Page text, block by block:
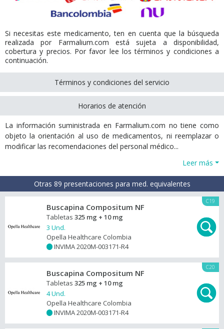
Si necesitas este medicamento, ten en cuenta que la búsqueda
realizada por Farmalium.com está sujeta a disponibilidad,
cobertura y precios. Por favor lee los términos y condiciones a
continuación.
Términos y condiciones del servicio
Horarios de atención
La información suministrada en Farmalium.com no tiene como
objeto la orientación al uso de medicamentos, ni reemplazar o
modificar las recomendaciones del personal médico...
Leer más
Otras 89 presentaciones para med. equivalentes
C19
Buscapina Compositum NF
Tabletas 325 mg + 10 mg
3 Und.
Opella Healthcare Colombia
INVIMA 2020M-003171-R4
C20
Buscapina Compositum NF
Tabletas 325 mg + 10 mg
4 Und.
Opella Healthcare Colombia
INVIMA 2020M-003171-R4